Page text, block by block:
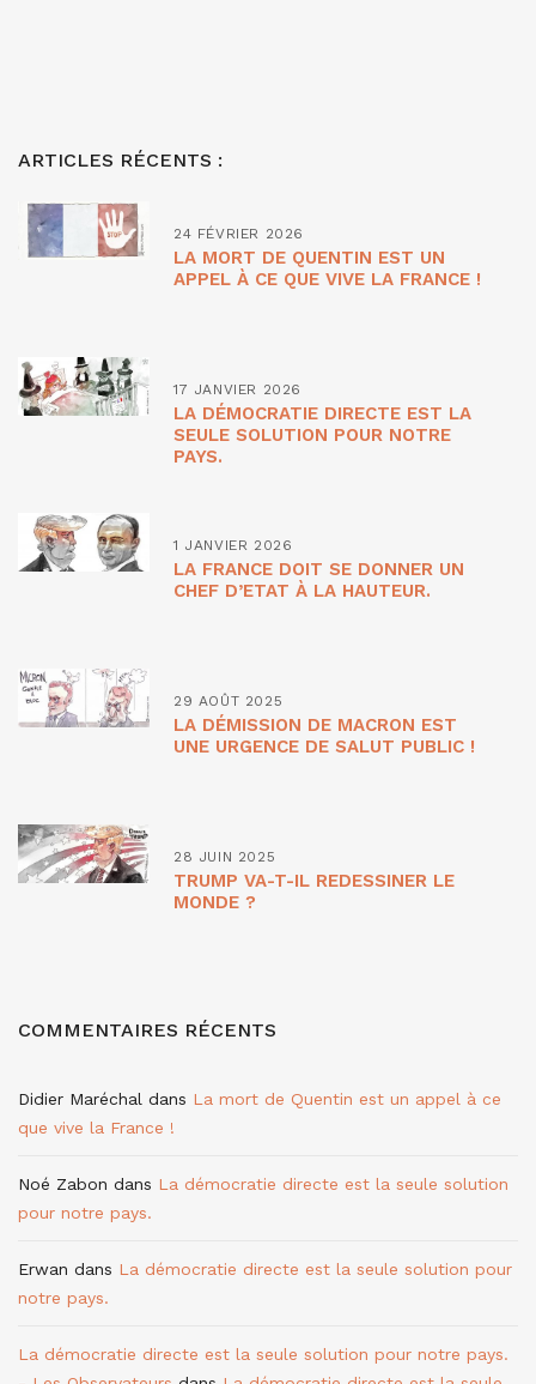
ARTICLES RÉCENTS :
24 FÉVRIER 2026
LA MORT DE QUENTIN EST UN
APPEL À CE QUE VIVE LA FRANCE !
17 JANVIER 2026
LA DÉMOCRATIE DIRECTE EST LA
SEULE SOLUTION POUR NOTRE
PAYS.
1 JANVIER 2026
LA FRANCE DOIT SE DONNER UN
CHEF D’ETAT À LA HAUTEUR.
29 AOÛT 2025
LA DÉMISSION DE MACRON EST
UNE URGENCE DE SALUT PUBLIC !
28 JUIN 2025
TRUMP VA-T-IL REDESSINER LE
MONDE ?
COMMENTAIRES RÉCENTS
Didier Maréchal dans La mort de Quentin est un appel à ce
que vive la France !
Noé Zabon dans La démocratie directe est la seule solution
pour notre pays.
Erwan dans La démocratie directe est la seule solution pour
notre pays.
La démocratie directe est la seule solution pour notre pays.